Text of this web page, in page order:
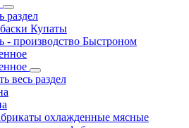
раздел
Купаты
- производство Быстроном
весь раздел
охлажденные мясные